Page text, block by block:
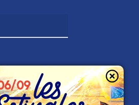
MR. Pour plus d’infos,